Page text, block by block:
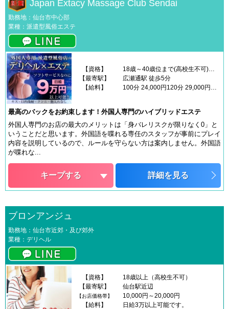
Japan Extacy Massage Club Sendai
勤務地：仙台市中心部
業種：派遣型風俗エステ
【資格】
【最寄駅】
広瀬通駅 徒歩5分
【給料】
最高のバックをお約束します！外国人専門のハイブリッドエステ
外国人専門のお店の最大のメリットは「身バレリスクが限りなく0」と
いうことだと思います。外国語を喋れる専任のスタッフが事前にプレイ
内容を説明しているので、ルールを守らない方は案内しません。外国語
が喋れな...
キープする 詳細を見る
ブロンアンジュ
勤務地：仙台市近郊・及び郊外
業種：デリヘル
【資格】
18歳以上（高校生不可）
【最寄駅】
仙台駅近辺
【お店価格帯】
10,000円～20,000円
【給料】
日給3万以上可能です。